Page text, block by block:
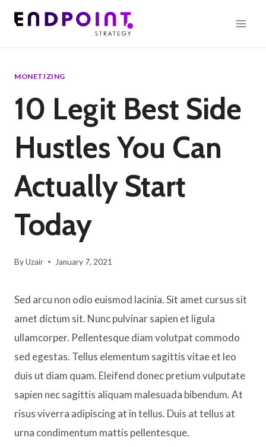
content
MONETIZING
10 Legit Best Side
Hustles You Can
Actually Start
Today
ByUzair January 7, 2021
Sed arcu non odio euismod lacinia. Sit amet cursus sit
amet dictum sit. Nunc pulvinar sapien et ligula
ullamcorper. Pellentesque diam volutpat commodo
sed egestas. Tellus elementum sagittis vitae et leo
duis ut diam quam. Eleifend donec pretium vulputate
sapien nec sagittis aliquam malesuada bibendum. At
risus viverra adipiscing at in tellus. Duis at tellus at
urna condimentum mattis pellentesque.